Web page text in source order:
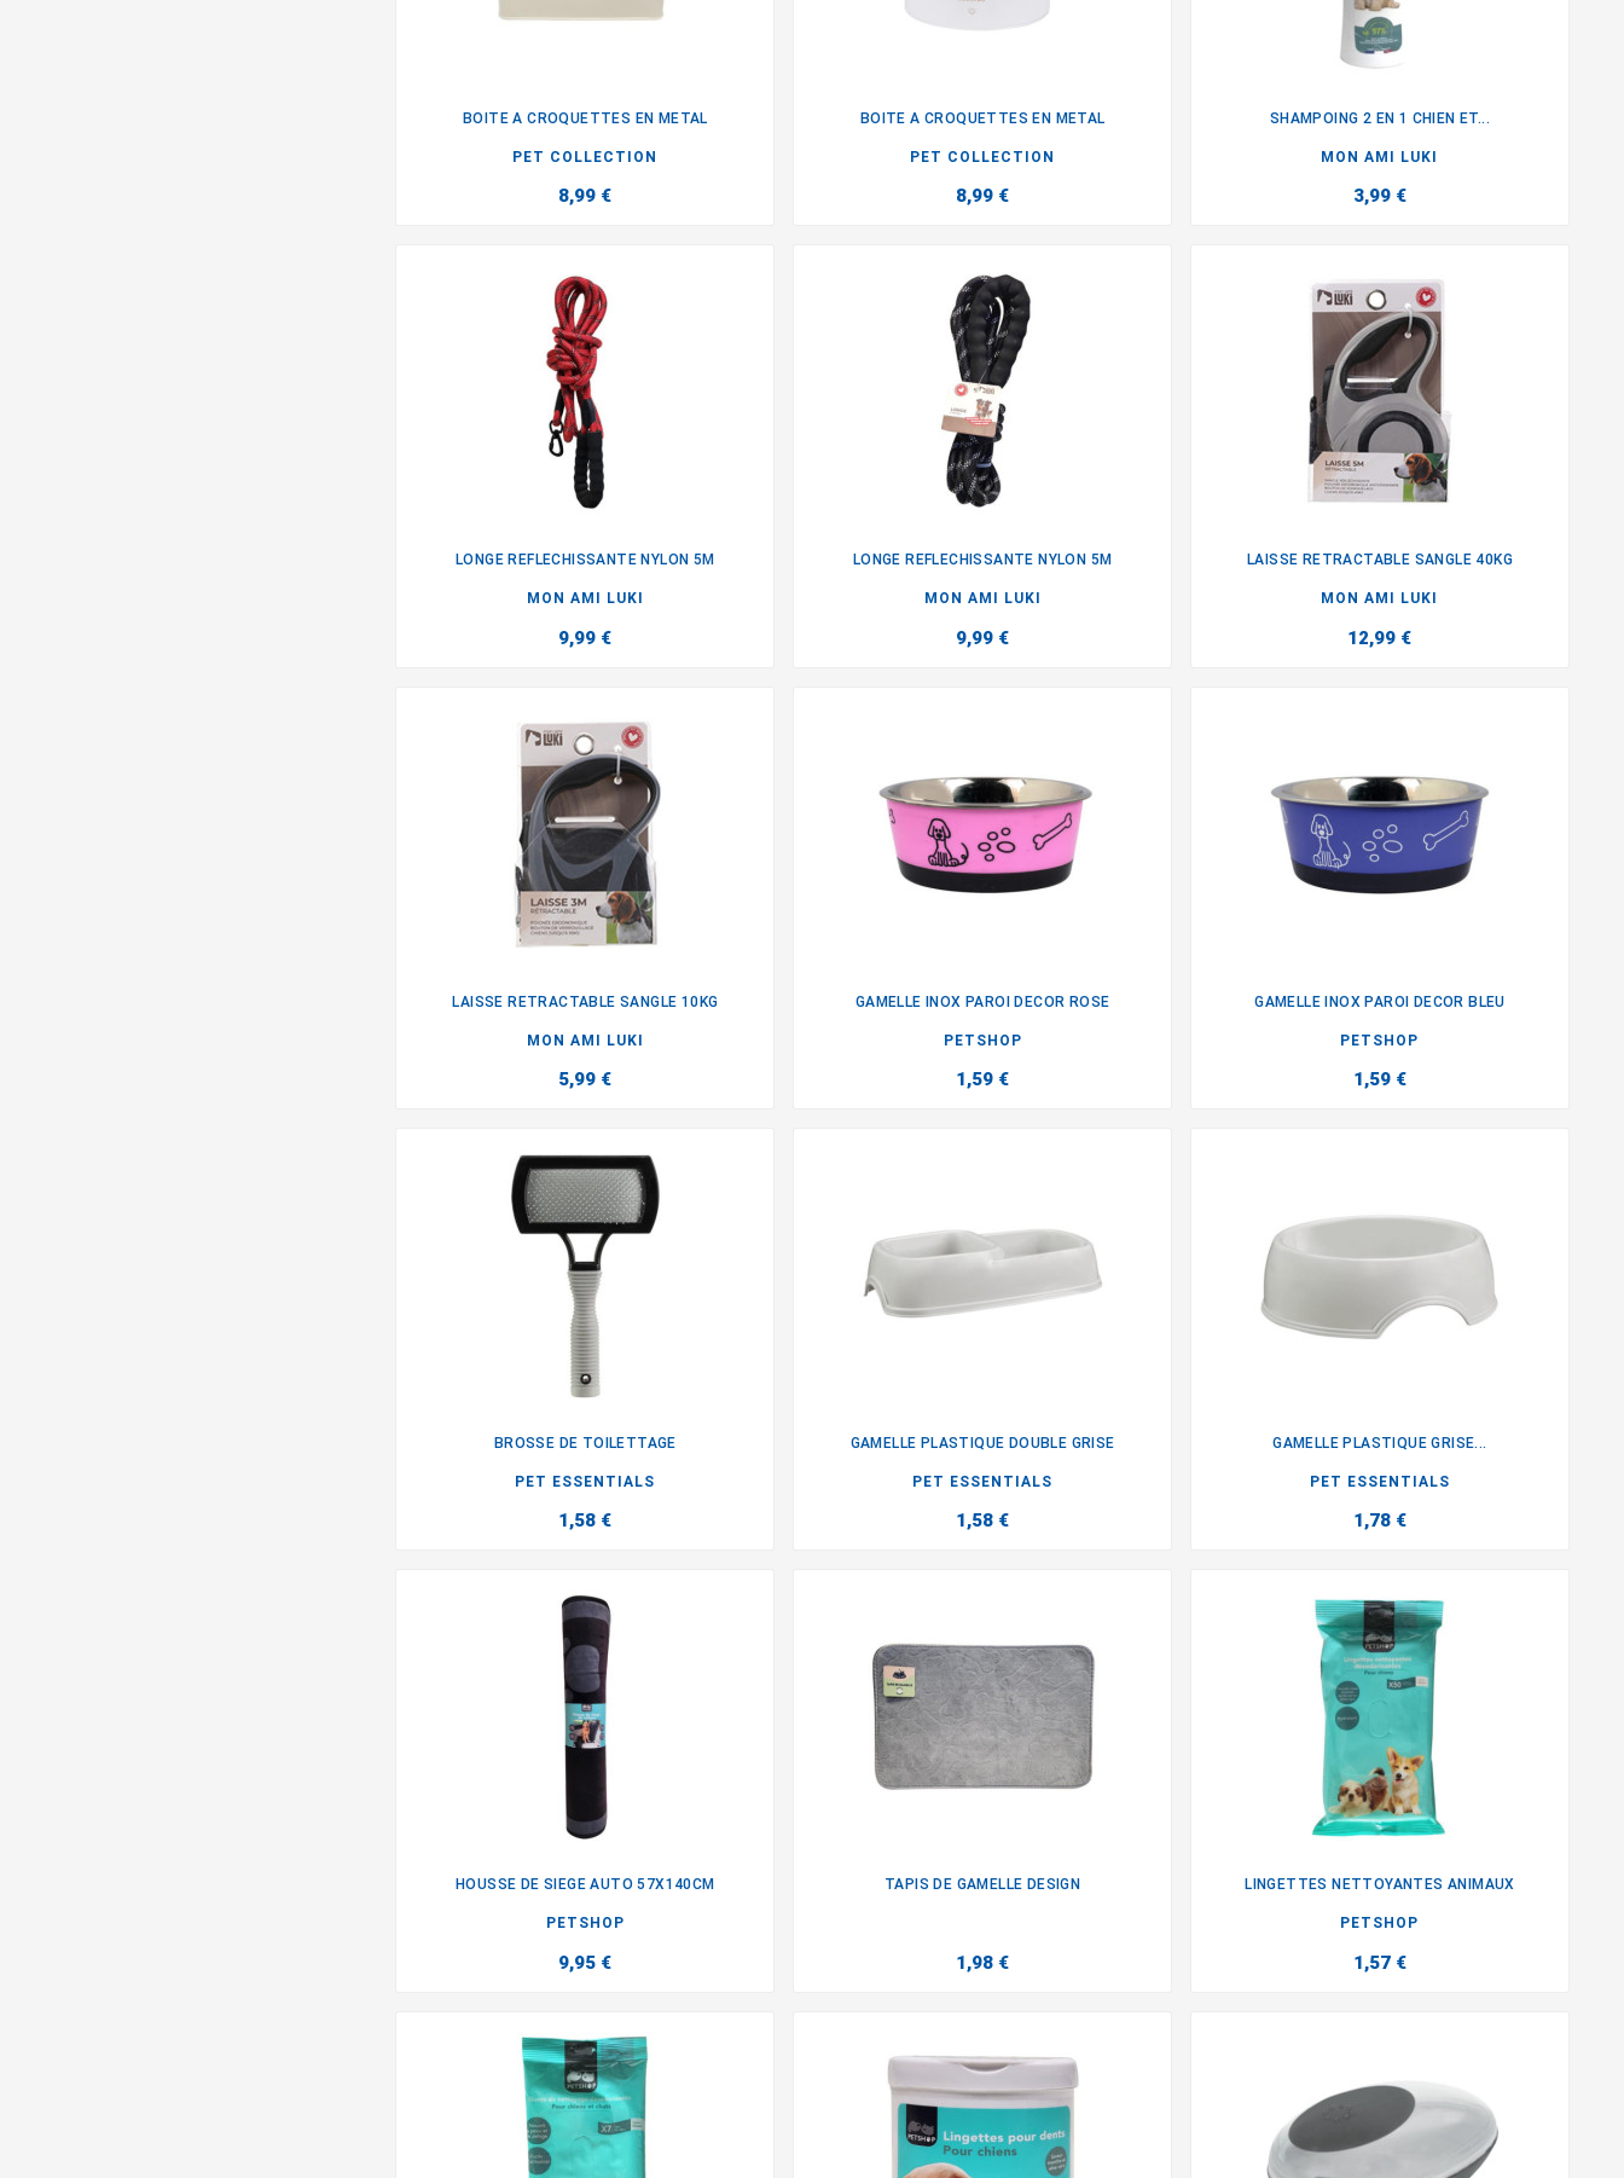
BOITE A CROQUETTES EN METAL
PET COLLECTION
8,99 €
BOITE A CROQUETTES EN METAL
PET COLLECTION
8,99 €
SHAMPOING 2 EN 1 CHIEN ET...
MON AMI LUKI
3,99 €
LONGE REFLECHISSANTE NYLON 5M
MON AMI LUKI
9,99 €
LONGE REFLECHISSANTE NYLON 5M
MON AMI LUKI
9,99 €
LAISSE RETRACTABLE SANGLE 40KG
MON AMI LUKI
12,99 €
LAISSE RETRACTABLE SANGLE 10KG
MON AMI LUKI
5,99 €
GAMELLE INOX PAROI DECOR ROSE
PETSHOP
1,59 €
GAMELLE INOX PAROI DECOR BLEU
PETSHOP
1,59 €
BROSSE DE TOILETTAGE
PET ESSENTIALS
1,58 €
GAMELLE PLASTIQUE DOUBLE GRISE
PET ESSENTIALS
1,58 €
GAMELLE PLASTIQUE GRISE...
PET ESSENTIALS
1,78 €
HOUSSE DE SIEGE AUTO 57X140CM
PETSHOP
9,95 €
TAPIS DE GAMELLE DESIGN
1,98 €
LINGETTES NETTOYANTES ANIMAUX
PETSHOP
1,57 €